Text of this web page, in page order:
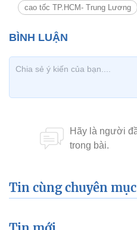
cao tốc TP.HCM- Trung Lương
Tin cùng chuyên mục